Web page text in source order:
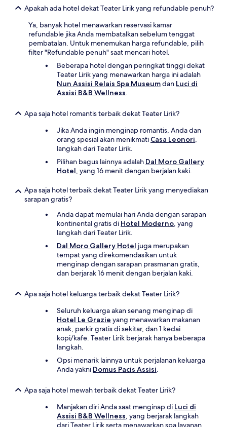
Apakah ada hotel dekat Teater Lirik yang refundable penuh?
Ya, banyak hotel menawarkan reservasi kamar
refundable jika Anda membatalkan sebelum tenggat
pembatalan. Untuk menemukan harga refundable, pilih
filter "Refundable penuh" saat mencari hotel.
Beberapa hotel dengan peringkat tinggi dekat
Teater Lirik yang menawarkan harga ini adalah
Nun Assisi Relais Spa Museumdan Luci di
Assisi B&B Wellness.
Apa saja hotel romantis terbaik dekat Teater Lirik?
Jika Anda ingin menginap romantis, Anda dan
orang spesial akan menikmati Casa Leonori,
langkah dari Teater Lirik.
Pilihan bagus lainnya adalah Dal Moro Gallery
Hotel, yang 16 menit dengan berjalan kaki.
Apa saja hotel terbaik dekat Teater Lirik yang menyediakan
sarapan gratis?
Anda dapat memulai hari Anda dengan sarapan
kontinental gratis di Hotel Moderno, yang
langkah dari Teater Lirik.
Dal Moro Gallery Hotel juga merupakan
tempat yang direkomendasikan untuk
menginap dengan sarapan prasmanan gratis,
dan berjarak 16 menit dengan berjalan kaki.
Apa saja hotel keluarga terbaik dekat Teater Lirik?
Seluruh keluarga akan senang menginap di
Hotel Le Grazie yang menawarkan makanan
anak, parkir gratis di sekitar, dan 1 kedai
kopi/kafe. Teater Lirik berjarak hanya beberapa
langkah.
Opsi menarik lainnya untuk perjalanan keluarga
Anda yakni Domus Pacis Assisi.
Apa saja hotel mewah terbaik dekat Teater Lirik?
Manjakan diri Anda saat menginap di Luci di
Assisi B&B Wellness, yang berjarak langkah
dari Teater Lirik serta menawarkan spa layanan